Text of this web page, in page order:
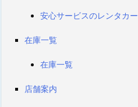
安心サービスのレンタカー
在庫一覧
在庫一覧
店舗案内